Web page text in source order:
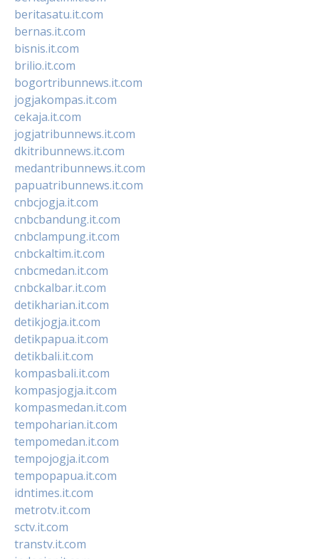
beritasatu.it.com
bernas.it.com
bisnis.it.com
brilio.it.com
bogortribunnews.it.com
jogjakompas.it.com
cekaja.it.com
jogjatribunnews.it.com
dkitribunnews.it.com
medantribunnews.it.com
papuatribunnews.it.com
cnbcjogja.it.com
cnbcbandung.it.com
cnbclampung.it.com
cnbckaltim.it.com
cnbcmedan.it.com
cnbckalbar.it.com
detikharian.it.com
detikjogja.it.com
detikpapua.it.com
detikbali.it.com
kompasbali.it.com
kompasjogja.it.com
kompasmedan.it.com
tempoharian.it.com
tempomedan.it.com
tempojogja.it.com
tempopapua.it.com
idntimes.it.com
metrotv.it.com
sctv.it.com
transtv.it.com